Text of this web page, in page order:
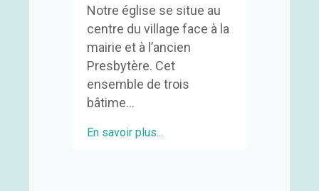
Notre église se situe au
centre du village face à la
mairie et à l’ancien
Presbytère. Cet
ensemble de trois
bâtime...
En savoir plus...